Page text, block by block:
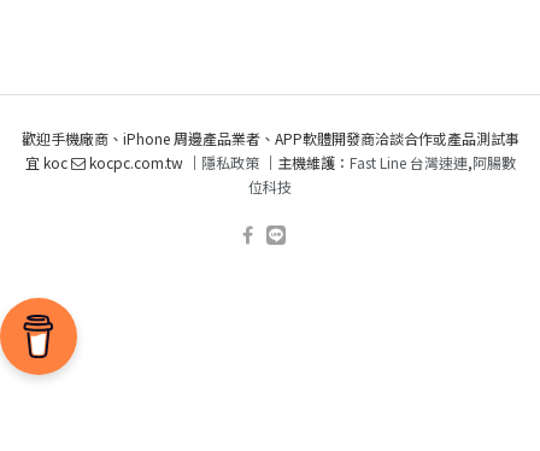
歡迎手機廠商、iPhone 周邊產品業者、APP軟體開發商洽談合作或產品測試事
宜 koc
kocpc.com.tw ｜ 隱私政策｜主機維護： Fast Line 台灣速連,阿腸數
位科技